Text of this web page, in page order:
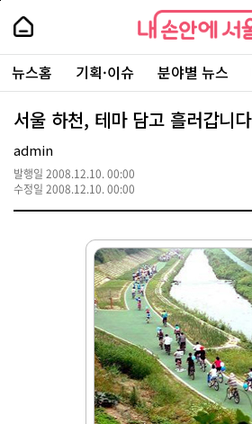
본
로
가
내
손
안
에
서
울
-
서
울
시
대
표
소
내
손
에
울
주
요
서
뉴스홈 기획·이슈 분야별 뉴스
서울 하천, 테마 담고 흘러갑니다
admin
발행일 2008.12.10. 00:00
수정일 2008.12.10. 00:00
페
상
단
로